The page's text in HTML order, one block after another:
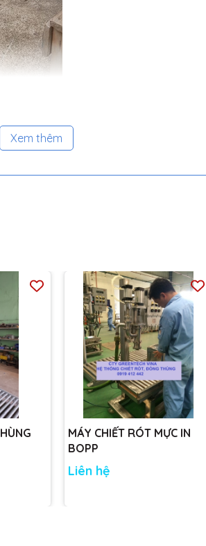
Xem thêm
MÁY CHIẾT RÓT MỰC IN
BOPP
Liên hệ